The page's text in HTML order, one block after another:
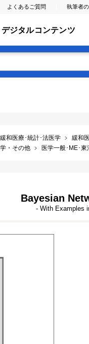
よくあるご質問 執筆者
デジタルコンテンツ
和医療･統計･法医学
緩和
・その他 医学一般･ME･東
Bayesian
- With Examples